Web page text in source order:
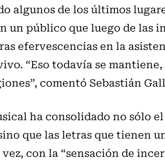
algunos de los últimos
un público que luego de las
efervescencias en la
“Eso todavía se
comentó Sebastián
ha consolidado no sólo
que las letras que tienen
con la “sensación de